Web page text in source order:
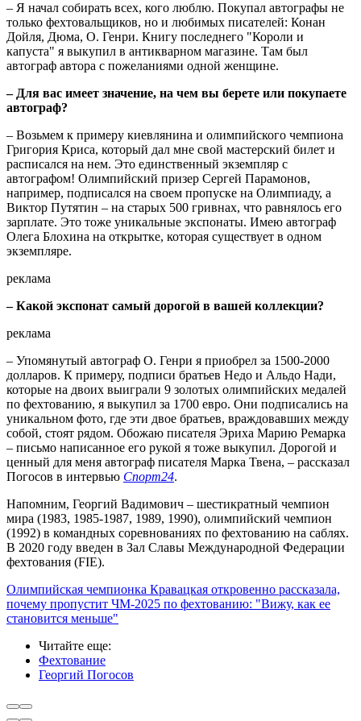
– Я начал собирать всех, кого люблю. Покупал автографы не
только фехтовальщиков, но и любимых писателей: Конан
Дойля, Дюма, О. Генри. Книгу последнего "Короли и
капуста" я выкупил в антикварном магазине. Там был
автограф автора с пожеланиями одной женщине.
– Для вас имеет значение, на чем вы берете или покупаете
автограф?
– Возьмем к примеру киевлянина и олимпийского чемпиона
Григория Криса, который дал мне свой мастерский билет и
расписался на нем. Это единственный экземпляр с
автографом! Олимпийский призер Сергей Парамонов,
например, подписался на своем пропуске на Олимпиаду, а
Виктор Путятин – на старых 500 гривнах, что равнялось его
зарплате. Это тоже уникальные экспонаты. Имею автограф
Олега Блохина на открытке, которая существует в одном
экземпляре.
реклама
– Какой экспонат самый дорогой в вашей коллекции?
реклама
– Упомянутый автограф О. Генри я приобрел за 1500-2000
долларов. К примеру, подписи братьев Недо и Альдо Нади,
которые на двоих выиграли 9 золотых олимпийских медалей
по фехтованию, я выкупил за 1700 евро. Они подписались на
уникальном фото, где эти двое братьев, враждовавших между
собой, стоят рядом. Обожаю писателя Эриха Марию Ремарка
– письмо написанное его рукой я тоже выкупил. Дорогой и
ценный для меня автограф писателя Марка Твена, – рассказал
Погосов в интервью Спорт24.
Напомним, Георгий Вадимович – шестикратный чемпион
мира (1983, 1985-1987, 1989, 1990), олимпийский чемпион
(1992) в командных соревнованиях по фехтованию на саблях.
В 2020 году введен в Зал Славы Международной Федерации
фехтования (FIE).
Олимпийская чемпионка Кравацкая откровенно рассказала,
почему пропустит ЧМ-2025 по фехтованию: "Вижу, как ее
становится меньше"
Читайте еще:
Фехтование
Георгий Погосов